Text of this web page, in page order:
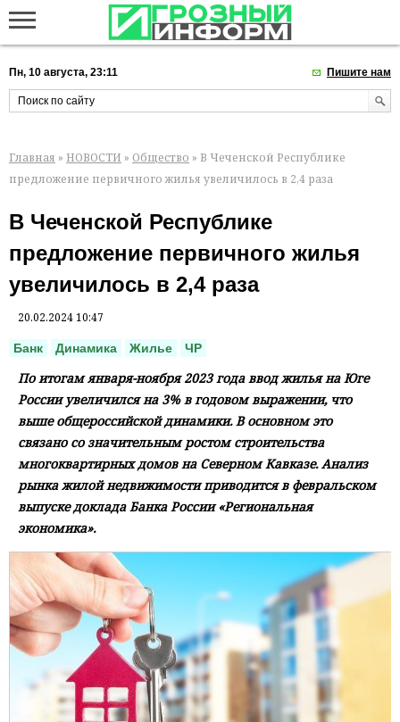
Пн, 10 августа, 23:11 Пишите нам
Главная » НОВОСТИ » Общество » В Чеченской Республике
предложение первичного жилья увеличилось в 2,4 раза
В Чеченской Республике
предложение первичного жилья
увеличилось в 2,4 раза
20.02.2024 10:47
Банк Динамика Жилье ЧР
По итогам января-ноября 2023 года ввод жилья на Юге
России увеличился на 3% в годовом выражении, что
выше общероссийской динамики. В основном это
связано со значительным ростом строительства
многоквартирных домов на Северном Кавказе. Анализ
рынка жилой недвижимости приводится в февральском
выпуске доклада Банка России «Региональная
экономика».